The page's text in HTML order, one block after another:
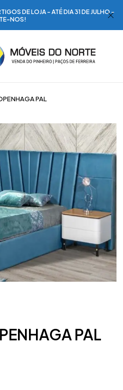
DE LOJA - ATÉ DIA 31 DE JULHO -
NOS!
PAL
PAL